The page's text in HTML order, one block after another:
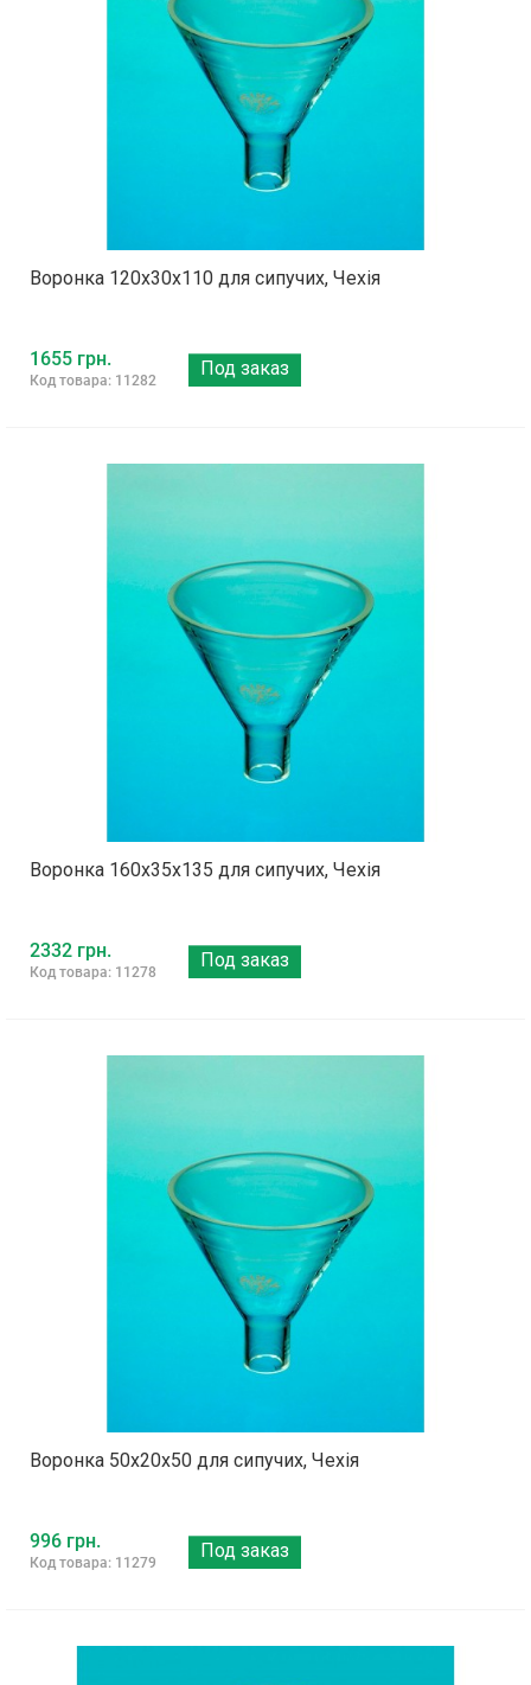
Воронка 120х30х110 для сипучих, Чехія
1655 грн.
Код товара: 11282
Под заказ
Воронка 160х35х135 для сипучих, Чехія
2332 грн.
Код товара: 11278
Под заказ
Воронка 50х20х50 для сипучих, Чехія
996 грн.
Код товара: 11279
Под заказ